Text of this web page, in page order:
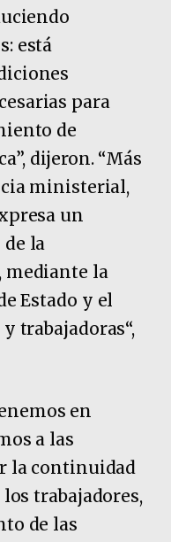
está
para
de
dijeron. “Más
ministerial,
un
la
la
Estado y el
trabajadoras“,
en
a las
la continuidad
trabajadores,
de las